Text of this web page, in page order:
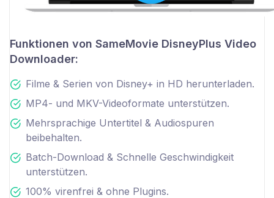
Funktionen von SameMovie DisneyPlus Video
Downloader:
Filme & Serien von Disney+ in HD herunterladen.
MP4- und MKV-Videoformate unterstützen.
Mehrsprachige Untertitel & Audiospuren
beibehalten.
Batch-Download & Schnelle Geschwindigkeit
unterstützen.
100% virenfrei & ohne Plugins.